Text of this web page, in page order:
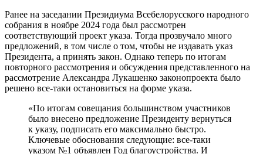
Ранее на заседании Президиума Всебелорусского народного
собрания в ноябре 2024 года был рассмотрен
соответствующий проект указа. Тогда прозвучало много
предложений, в том числе о том, чтобы не издавать указ
Президента, а принять закон. Однако теперь по итогам
повторного рассмотрения и обсуждения представленного на
рассмотрение Александра Лукашенко законопроекта было
решено все-таки остановиться на форме указа.
«По итогам совещания большинством участников
было внесено предложение Президенту вернуться
к указу, подписать его максимально быстро.
Ключевые обоснования следующие: все-таки
указом №1 объявлен Год благоустройства. И